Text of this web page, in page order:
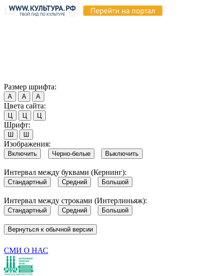
Размер шрифта:
А А А
Цвета сайта:
Ц Ц Ц
Шрифт:
Ш Ш
Изображения:
Включить Черно-белые Выключить
Интервал между буквами (Кернинг):
Стандартный Средний Большой
Интервал между строками (Интерлиньяж):
Стандартный Средний Большой
Вернуться к обычной версии
СМИ О НАС